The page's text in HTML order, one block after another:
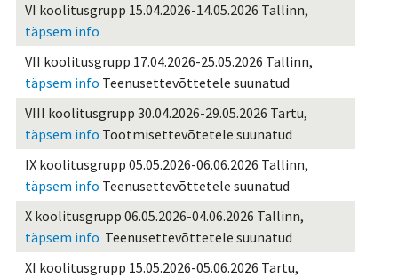
VI koolitusgrupp 15.04.2026-14.05.2026 Tallinn,
täpsem info
VII koolitusgrupp 17.04.2026-25.05.2026 Tallinn,
täpsem info Teenusettevõttetele suunatud
VIII koolitusgrupp 30.04.2026-29.05.2026 Tartu,
täpsem info Tootmisettevõtetele suunatud
IX koolitusgrupp 05.05.2026-06.06.2026 Tallinn,
täpsem info Teenusettevõttetele suunatud
X koolitusgrupp 06.05.2026-04.06.2026 Tallinn,
täpsem info Teenusettevõttetele suunatud
XI koolitusgrupp 15.05.2026-05.06.2026 Tartu,